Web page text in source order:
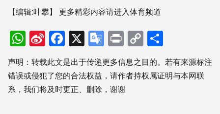
【编辑:叶攀】 更多精彩内容请进入体育频道
WhatsApp
Sina
Weibo
Facebook
X Google
Translate
PrintCopy
Link享
声明：转载此文是出于传递更多信息之目的。若有来源标注
错误或侵犯了您的合法权益，请作者持权属证明与本网联
系，我们将及时更正、删除，谢谢